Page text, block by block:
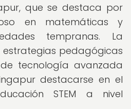
que se destaca por
en matemáticas y
tempranas. La
pedagógicas
tecnología avanzada
destacarse en el
STEM a nivel